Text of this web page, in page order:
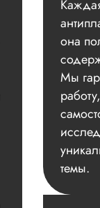
она
Мы
темы.